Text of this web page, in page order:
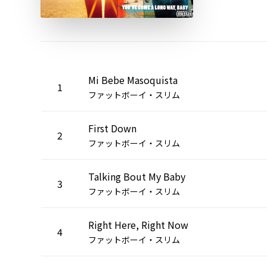
1 Mi Bebe Masoquista
ファットボーイ・スリム
2 First Down
ファットボーイ・スリム
3 Talking Bout My Baby
ファットボーイ・スリム
4 Right Here, Right Now
ファットボーイ・スリム